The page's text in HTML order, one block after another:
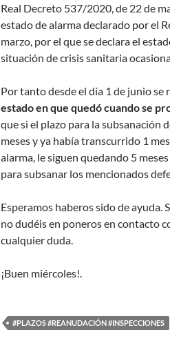
Real Decreto 537/2020, de 22 de
estado de alarma declarado por el
marzo, por el que se declara el
situación de crisis sanitaria
Por tanto desde el día 1 de junio se
estado en que quedó cuando se
que si el plazo para la subsanación
meses y ya había transcurrido 1
alarma, le siguen quedando 5
para subsanar los mencionados
Esperamos haberos sido de ayuda.
no dudéis en poneros en contacto
cualquier duda.
¡Buen miércoles!.
#PLAZOS #REANUDACIÓN #INSPECCIONES